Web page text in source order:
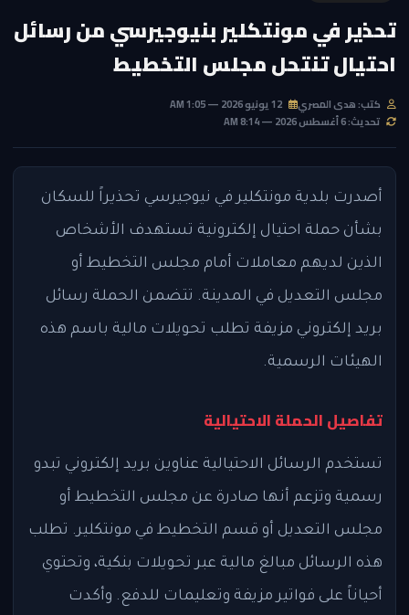
تحذير في مونتكلير بنيوجيرسي من رسائل
احتيال تنتحل مجلس التخطيط
كتب: هدى المصري
تحديث: 6 أغسطس 2026 — 8:14 AM
أصدرت بلدية مونتكلير في نيوجيرسي تحذيراً للسكان
بشأن حملة احتيال إلكترونية تستهدف الأشخاص
الذين لديهم معاملات أمام مجلس التخطيط أو
مجلس التعديل في المدينة. تتضمن الحملة رسائل
بريد إلكتروني مزيفة تطلب تحويلات مالية باسم هذه
الهيئات الرسمية.
تفاصيل الحملة الاحتيالية
تستخدم الرسائل الاحتيالية عناوين بريد إلكتروني تبدو
رسمية وتزعم أنها صادرة عن مجلس التخطيط أو
مجلس التعديل أو قسم التخطيط في مونتكلير. تطلب
هذه الرسائل مبالغ مالية عبر تحويلات بنكية، وتحتوي
أحياناً على فواتير مزيفة وتعليمات للدفع. وأكدت